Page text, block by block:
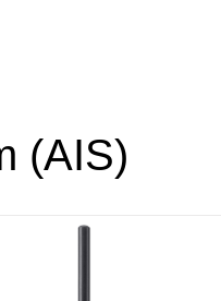
(AIS)